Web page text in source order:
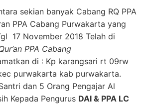
sekian banyak Cabang RQ PPA
PPA Cabang Purwakarta yang
17 November 2018 Telah di
PPA Cabang
di : Kp karangsari rt 09rw
purwakarta kab purwakarta.
dan 5 Orang Pengajar Al
Kepada Pengurus DAI & PPA LC